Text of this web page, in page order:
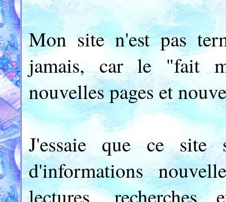
Mon site n'est pas
jamais, car le "fait
nouvelles pages et
J'essaie que ce site
d'informations
lectures,